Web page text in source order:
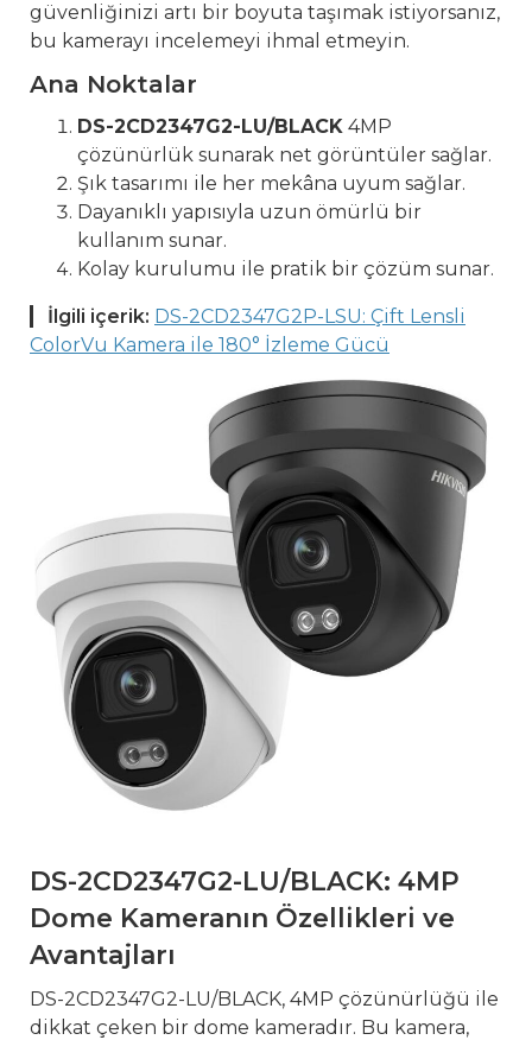
güvenliğinizi artı bir boyuta taşımak istiyorsanız,
bu kamerayı incelemeyi ihmal etmeyin.
Ana Noktalar
DS-2CD2347G2-LU/BLACK 4MP
çözünürlük sunarak net görüntüler sağlar.
Şık tasarımı ile her mekâna uyum sağlar.
Dayanıklı yapısıyla uzun ömürlü bir
kullanım sunar.
Kolay kurulumu ile pratik bir çözüm sunar.
İlgili içerik: DS-2CD2347G2P-LSU: Çift Lensli
ColorVu Kamera ile 180° İzleme Gücü
DS-2CD2347G2-LU/BLACK: 4MP
Dome Kameranın Özellikleri ve
Avantajları
DS-2CD2347G2-LU/BLACK, 4MP çözünürlüğü ile
dikkat çeken bir dome kameradır. Bu kamera,